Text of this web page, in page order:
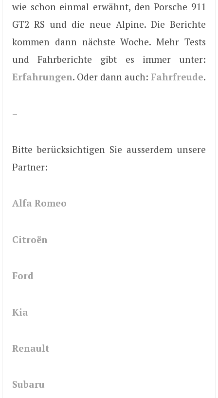
wie schon einmal erwähnt, den Porsche 911
GT2 RS und die neue Alpine. Die Berichte
kommen dann nächste Woche. Mehr Tests
und Fahrberichte gibt es immer unter:
Erfahrungen. Oder dann auch: Fahrfreude.
–
Bitte berücksichtigen Sie ausserdem unsere
Partner:
Alfa Romeo
Citroën
Ford
Kia
Renault
Subaru